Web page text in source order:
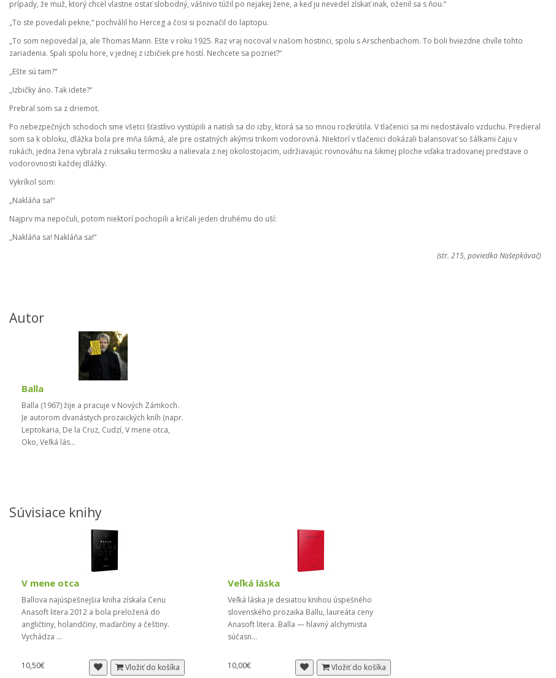
prípady, že muž, ktorý chcel vlastne ostať slobodný, vášnivo túžil po nejakej žene, a keď ju nevedel získať inak, oženil sa s ňou.“
„To ste povedali pekne,“ pochválil ho Herceg a čosi si poznačil do laptopu.
„To som nepovedal ja, ale Thomas Mann. Ešte v roku 1925. Raz vraj nocoval v našom hostinci, spolu s Arschenbachom. To boli hviezdne chvíle tohto
zariadenia. Spali spolu hore, v jednej z izbičiek pre hostí. Nechcete sa pozrieť?“
„Ešte sú tam?“
„Izbičky áno. Tak idete?“
Prebral som sa z driemot.
Po nebezpečných schodoch sme všetci šťastlivo vystúpili a natisli sa do izby, ktorá sa so mnou rozkrútila. V tlačenici sa mi nedostávalo vzduchu. Predieral
som sa k obloku, dlážka bola pre mňa šikmá, ale pre ostatných akýmsi trikom vodorovná. Niektorí v tlačenici dokázali balansovať so šálkami čaju v
rukách, jedna žena vybrala z ruksaku termosku a nalievala z nej okolostojacim, udržiavajúc rovnováhu na šikmej ploche vďaka tradovanej predstave o
vodorovnosti každej dlážky.
Vykríkol som:
„Nakláňa sa!“
Najprv ma nepočuli, potom niektorí pochopili a kričali jeden druhému do uší:
„Nakláňa sa! Nakláňa sa!“
(str. 215, poviedka Našepkávač)
Autor
Balla
Balla (1967) žije a pracuje v Nových Zámkoch.
Je autorom dvanástych prozaických kníh (napr.
Leptokaria, De la Cruz, Cudzí, V mene otca,
Oko, Veľká lás...
Súvisiace knihy
V mene otca
Ballova najúspešnejšia kniha získala Cenu
Anasoft litera 2012 a bola preložená do
angličtiny, holandčiny, maďarčiny a češtiny.
Vychádza ...
10,50€ Vložiť do košíka
Veľká láska
Veľká láska je desiatou knihou úspešného
slovenského prozaika Ballu, laureáta ceny
Anasoft litera. Balla — hlavný alchymista
súčasn...
10,00€ Vložiť do košíka